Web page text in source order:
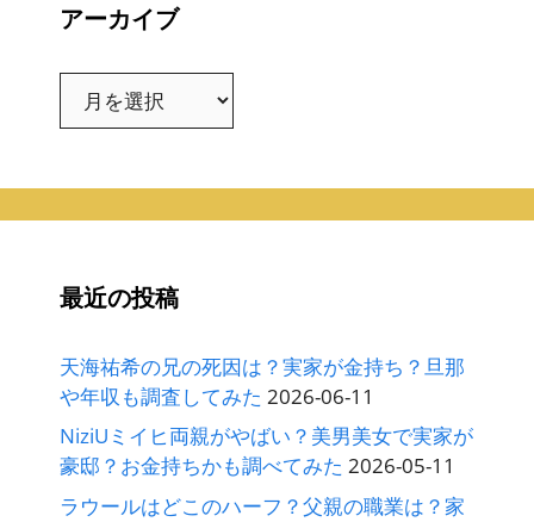
アーカイブ
最近の投稿
天海祐希の兄の死因は？実家が金持ち？旦那
や年収も調査してみた 2026-06-11
NiziUミイヒ両親がやばい？美男美女で実家が
豪邸？お金持ちかも調べてみた 2026-05-11
ラウールはどこのハーフ？父親の職業は？家